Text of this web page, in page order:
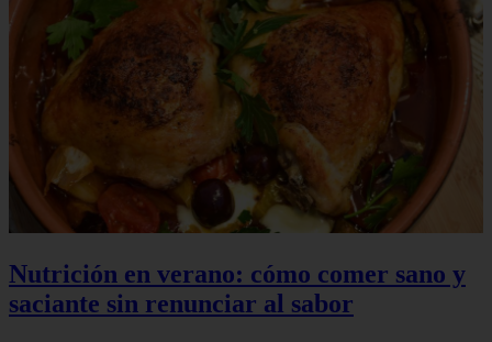
Nutrición en verano: cómo comer sano y
saciante sin renunciar al sabor